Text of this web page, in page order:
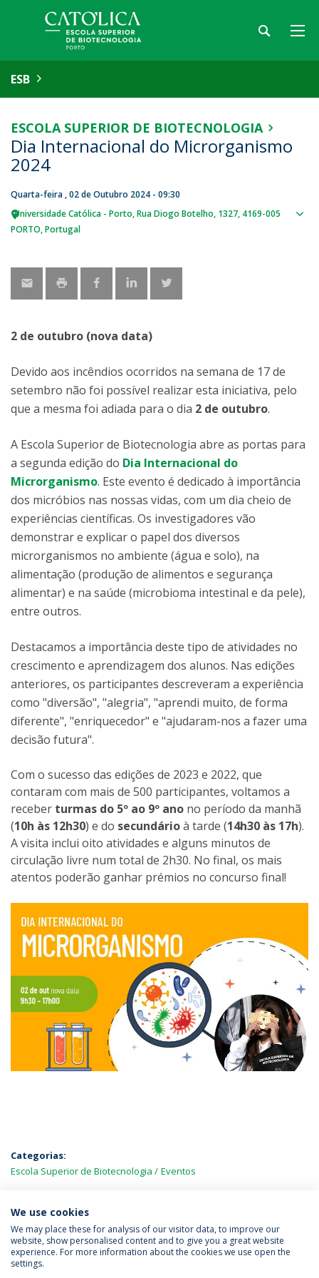
ESB
ESCOLA SUPERIOR DE BIOTECNOLOGIA
Dia Internacional do Microrganismo
2024
Quarta-feira , 02 de Outubro 2024 - 09:30
Universidade Católica - Porto Rua Diogo Botelho, 1327 4169-005
PORTO Portugal
2 de outubro (nova data)
Devido aos incêndios ocorridos na semana de 17 de
setembro não foi possível realizar esta iniciativa, pelo
que a mesma foi adiada para o dia 2 de outubro.
A Escola Superior de Biotecnologia abre as portas para
a segunda edição do Dia Internacional do
Microrganismo. Este evento é dedicado à importância
dos micróbios nas nossas vidas, com um dia cheio de
experiências científicas. Os investigadores vão
demonstrar e explicar o papel dos diversos
microrganismos no ambiente (água e solo), na
alimentação (produção de alimentos e segurança
alimentar) e na saúde (microbioma intestinal e da pele),
entre outros.
Destacamos a importância deste tipo de atividades no
crescimento e aprendizagem dos alunos. Nas edições
anteriores, os participantes descreveram a experiência
como "diversão", "alegria", "aprendi muito, de forma
diferente", "enriquecedor" e "ajudaram-nos a fazer uma
decisão futura".
Com o sucesso das edições de 2023 e 2022, que
contaram com mais de 500 participantes, voltamos a
receber turmas do 5º ao 9º ano no período da manhã
(10h às 12h30) e do secundárioà tarde (14h30 às 17h).
A visita inclui oito atividades e alguns minutos de
circulação livre num total de 2h30. No final, os mais
atentos poderão ganhar prémios no concurso final!
Categorias:
Escola Superior de Biotecnologia
Eventos
MAIS NOTÍCIAS
Política de Privacidade
Termos & Condições
We use cookies
We may place these for analysis of our visitor data, to improve our
website, show personalised content and to give you a great website
experience. For more information about the cookies we use open the
settings.